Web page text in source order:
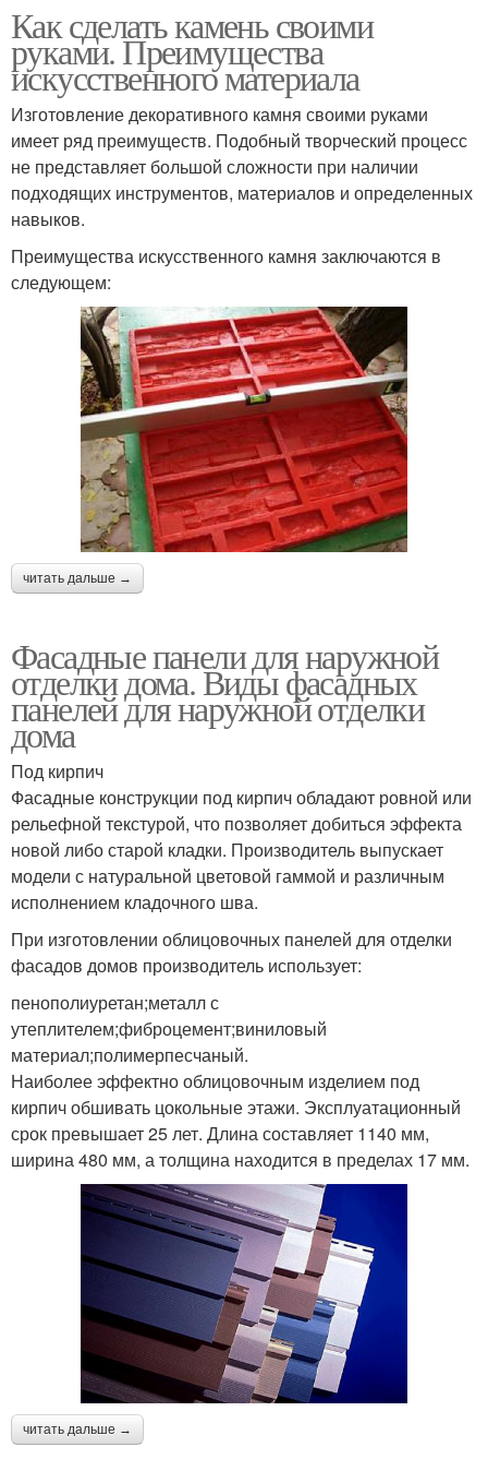
Как сделать камень своими
руками. Преимущества
искусственного материала
Изготовление декоративного камня своими руками
имеет ряд преимуществ. Подобный творческий процесс
не представляет большой сложности при наличии
подходящих инструментов, материалов и определенных
навыков.
Преимущества искусственного камня заключаются в
следующем:
читать дальше →
Фасадные панели для наружной
отделки дома. Виды фасадных
панелей для наружной отделки
дома
Под кирпич
Фасадные конструкции под кирпич обладают ровной или
рельефной текстурой, что позволяет добиться эффекта
новой либо старой кладки. Производитель выпускает
модели с натуральной цветовой гаммой и различным
исполнением кладочного шва.
При изготовлении облицовочных панелей для отделки
фасадов домов производитель использует:
пенополиуретан;металл с
утеплителем;фиброцемент;виниловый
материал;полимерпесчаный.
Наиболее эффектно облицовочным изделием под
кирпич обшивать цокольные этажи. Эксплуатационный
срок превышает 25 лет. Длина составляет 1140 мм,
ширина 480 мм, а толщина находится в пределах 17 мм.
читать дальше →